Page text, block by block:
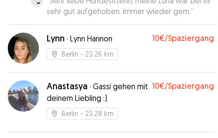
sehr gut aufgehoben. Immer wieder gern.”
Lynn · Lynn Hannon 10€/Spaziergang
Berlin - 23.26 km
Anastasya · Gassi gehen mit
deinem Liebling :)
10€/Spaziergang
Berlin - 23.28 km